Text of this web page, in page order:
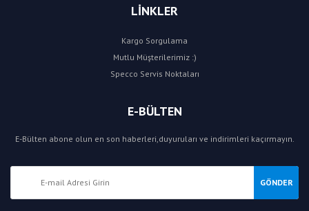
LİNKLER
Kargo Sorgulama
Mutlu Müşterilerimiz :)
Specco Servis Noktaları
E-BÜLTEN
E-Bülten abone olun en son haberleri,duyuruları ve indirimleri kaçırmayın.
GÖNDER